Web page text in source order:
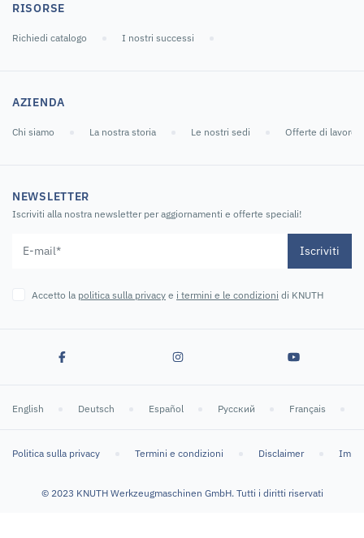
RISORSE
Richiedi catalogo I nostri successi
AZIENDA
Chi siamo La nostra storia Le nostri sedi Offerte di lavoro
NEWSLETTER
Iscriviti alla nostra newsletter per aggiornamenti e offerte speciali!
Iscriviti
Accetto la politica sulla privacy e i termini e le condizioni di KNUTH
English Deutsch Español Русский Français
Politica sulla privacy Termini e condizioni Disclaimer
© 2023 KNUTH Werkzeugmaschinen GmbH. Tutti i diritti riservati